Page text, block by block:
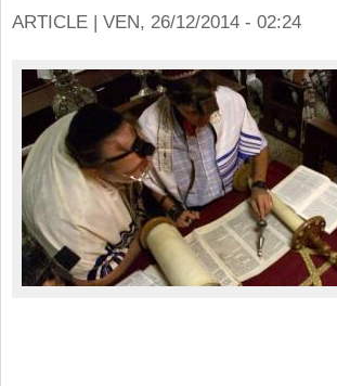
ARTICLE | VEN, 26/12/2014 - 02:24